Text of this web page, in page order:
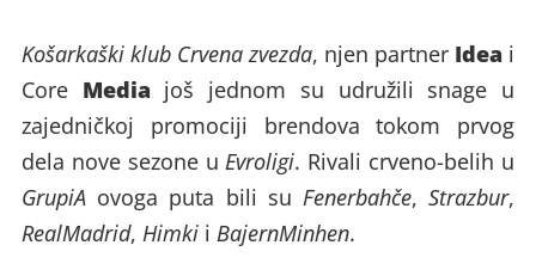
Košarkaški klub Crvena zvezda, njen partner Idea i
Core Mediajoš jednom su udružili snage u
zajedničkoj promociji brendova tokom prvog
dela nove sezone u Evroligi. Rivali crveno-belih u
GrupiA ovoga puta bili su Fenerbahče,Strazbur,
RealMadrid, Himkii BajernMinhen.